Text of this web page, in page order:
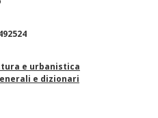
e urbanistica
e dizionari